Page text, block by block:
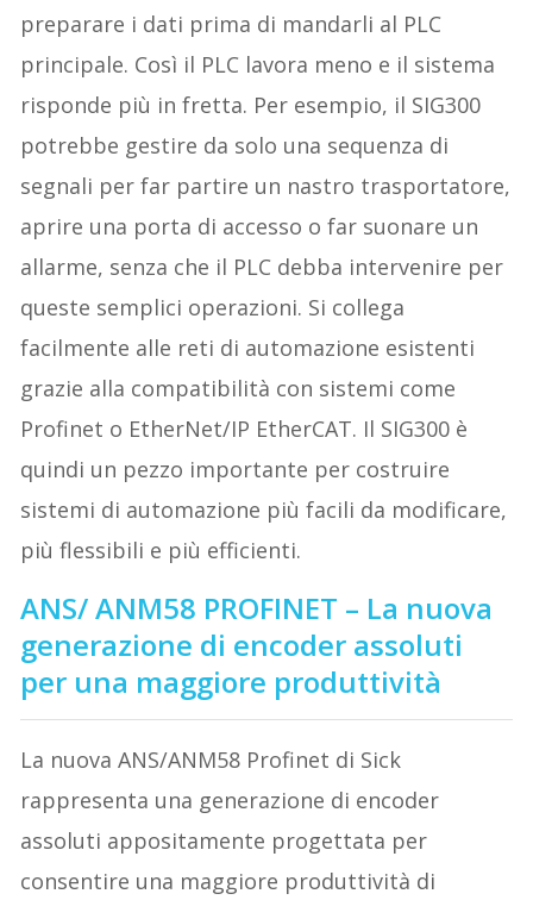
preparare i dati prima di mandarli al PLC
principale. Così il PLC lavora meno e il sistema
risponde più in fretta. Per esempio, il SIG300
potrebbe gestire da solo una sequenza di
segnali per far partire un nastro trasportatore,
aprire una porta di accesso o far suonare un
allarme, senza che il PLC debba intervenire per
queste semplici operazioni. Si collega
facilmente alle reti di automazione esistenti
grazie alla compatibilità con sistemi come
Profinet o EtherNet/IP EtherCAT. Il SIG300 è
quindi un pezzo importante per costruire
sistemi di automazione più facili da modificare,
più flessibili e più efficienti.
ANS/ ANM58 PROFINET – La nuova
generazione di encoder assoluti
per una maggiore produttività
La nuova ANS/ANM58 Profinet di Sick
rappresenta una generazione di encoder
assoluti appositamente progettata per
consentire una maggiore produttività di